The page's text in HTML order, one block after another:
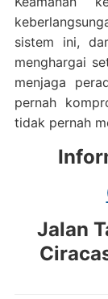
sistem ini,
menghargai
menjaga
pernah
tidak pernah
Jalan